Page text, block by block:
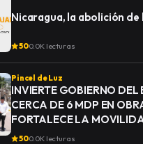
Nicaragua, la abolición de
500.0K lecturas
Pincel de Luz
INVIERTE GOBIERNO DEL
CERCA DE 6 MDP EN
FORTALECE LA
DESARROLLO DE
500.0K lecturas